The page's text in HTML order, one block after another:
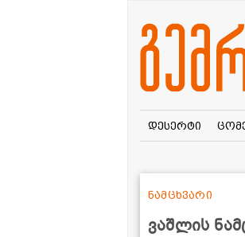
დესერტი
ვაშლის
ნამცხვარი